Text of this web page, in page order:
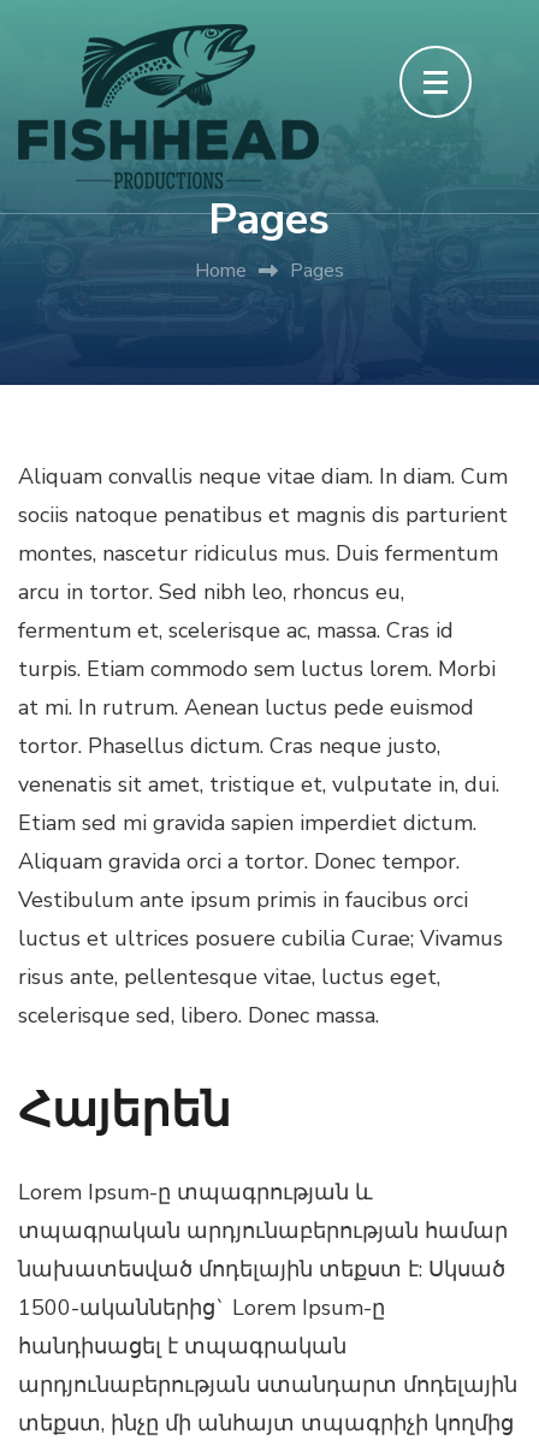
(Press
Pages
Home Pages
Aliquam convallis neque vitae diam. In diam. Cum
sociis natoque penatibus et magnis dis parturient
montes, nascetur ridiculus mus. Duis fermentum
arcu in tortor. Sed nibh leo, rhoncus eu,
fermentum et, scelerisque ac, massa. Cras id
turpis. Etiam commodo sem luctus lorem. Morbi
at mi. In rutrum. Aenean luctus pede euismod
tortor. Phasellus dictum. Cras neque justo,
venenatis sit amet, tristique et, vulputate in, dui.
Etiam sed mi gravida sapien imperdiet dictum.
Aliquam gravida orci a tortor. Donec tempor.
Vestibulum ante ipsum primis in faucibus orci
luctus et ultrices posuere cubilia Curae; Vivamus
risus ante, pellentesque vitae, luctus eget,
scelerisque sed, libero. Donec massa.
Հայերեն
Lorem Ipsum-ը տպագրության և
տպագրական արդյունաբերության համար
նախատեսված մոդելային տեքստ է: Սկսած
1500-ականներից` Lorem Ipsum-ը
հանդիսացել է տպագրական
արդյունաբերության ստանդարտ մոդելային
տեքստ, ինչը մի անհայտ տպագրիչի կողմից